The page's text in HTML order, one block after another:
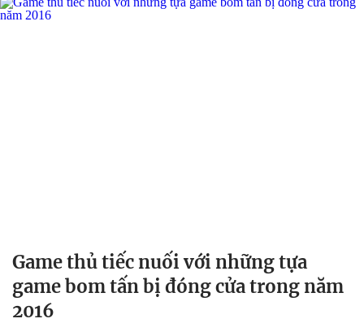
Game thủ tiếc nuối với những tựa
game bom tấn bị đóng cửa trong năm
2016